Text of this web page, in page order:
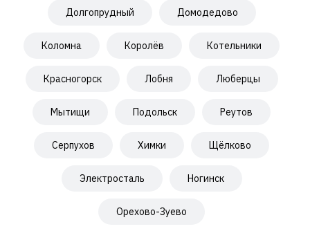
Долгопрудный Домодедово
Коломна Королёв Котельники
Красногорск Лобня Люберцы
Мытищи Подольск Реутов
Серпухов Химки Щёлково
Электросталь Ногинск
Орехово-Зуево